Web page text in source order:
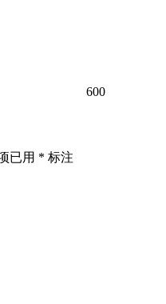
600
已用 * 标注